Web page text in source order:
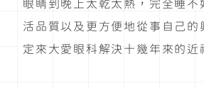
眼睛到晚上太乾太熱，完全睡不
活品質以及更方便地從事自己的
定來大愛眼科解決十幾年來的近